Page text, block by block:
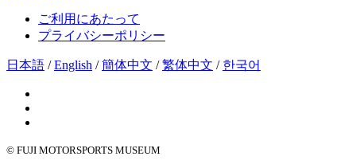
ご利用にあたって
プライバシーポリシー
日本語 /English /簡体中文 /繁体中文 / 한국어
© FUJI MOTORSPORTS MUSEUM